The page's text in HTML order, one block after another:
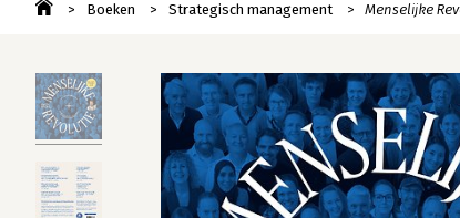
Boeken Strategisch management Menselijke